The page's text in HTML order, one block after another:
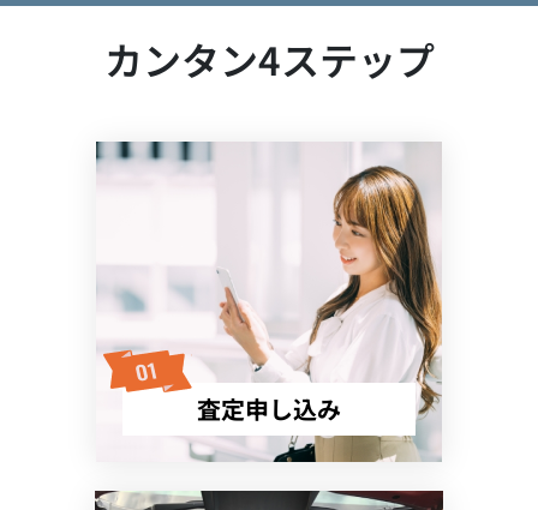
カンタン4ステップ
査定申し込み